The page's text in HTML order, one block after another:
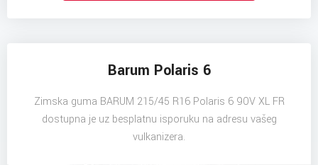
Barum Polaris 6
Zimska guma BARUM 215/45 R16 Polaris 6 90V XL FR
dostupna je uz besplatnu isporuku na adresu vašeg
vulkanizera.